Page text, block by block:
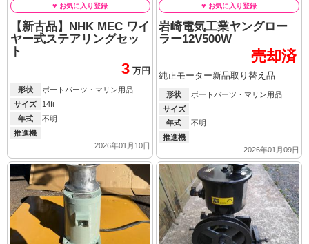
【新古品】NHK MEC ワイ
ヤー式ステアリングセッ
ト
3 万円
形状
ボートパーツ・マリン用品
サイズ
14ft
年式
不明
推進機
2026年01月10日
岩崎電気工業ヤングロー
ラー12V500W
売却済
純正モーター新品取り替え品
形状
ボートパーツ・マリン用品
サイズ
年式
不明
推進機
2026年01月09日